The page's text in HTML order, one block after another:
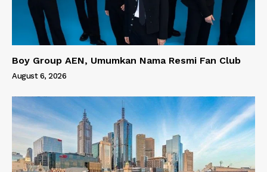
Boy Group AEN, Umumkan Nama Resmi Fan Club
August 6, 2026